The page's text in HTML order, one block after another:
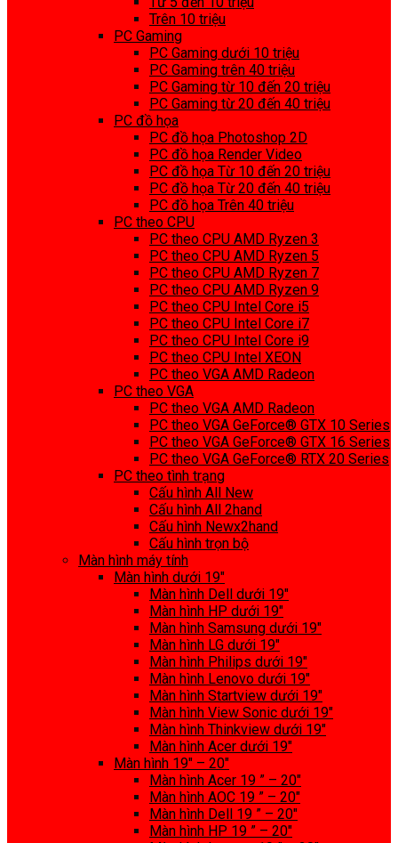
Trên 10 triệu
PC Gaming
PC Gaming dưới 10 triệu
PC Gaming trên 40 triệu
PC Gaming từ 10 đến 20 triệu
PC Gaming từ 20 đến 40 triệu
PC đồ họa
PC đồ họa Photoshop 2D
PC đồ họa Render Video
PC đồ họa Từ 10 đến 20 triệu
PC đồ họa Từ 20 đến 40 triệu
PC đồ họa Trên 40 triệu
PC theo CPU
PC theo CPU AMD Ryzen 3
PC theo CPU AMD Ryzen 5
PC theo CPU AMD Ryzen 7
PC theo CPU AMD Ryzen 9
PC theo CPU Intel Core i5
PC theo CPU Intel Core i7
PC theo CPU Intel Core i9
PC theo CPU Intel XEON
PC theo VGA AMD Radeon
PC theo VGA
PC theo VGA AMD Radeon
PC theo VGA GeForce® GTX 10 Series
PC theo VGA GeForce® GTX 16 Series
PC theo VGA GeForce® RTX 20 Series
PC theo tình trạng
Cấu hình All New
Cấu hình All 2hand
Cấu hình Newx2hand
Cấu hình trọn bộ
Màn hình máy tính
Màn hình dưới 19″
Màn hình Dell dưới 19″
Màn hình HP dưới 19″
Màn hình Samsung dưới 19″
Màn hình LG dưới 19″
Màn hình Philips dưới 19″
Màn hình Lenovo dưới 19″
Màn hình Startview dưới 19″
Màn hình View Sonic dưới 19″
Màn hình Thinkview dưới 19″
Màn hình Acer dưới 19″
Màn hình 19″ – 20″
Màn hình Acer 19 ” – 20″
Màn hình AOC 19 ” – 20″
Màn hình Dell 19 ” – 20″
Màn hình HP 19 ” – 20″